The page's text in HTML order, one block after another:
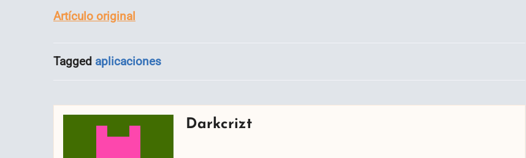
Artículo original
Tagged aplicaciones
Darkcrizt